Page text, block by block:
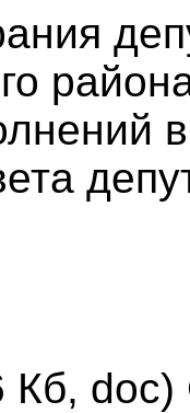
Кб, doc)